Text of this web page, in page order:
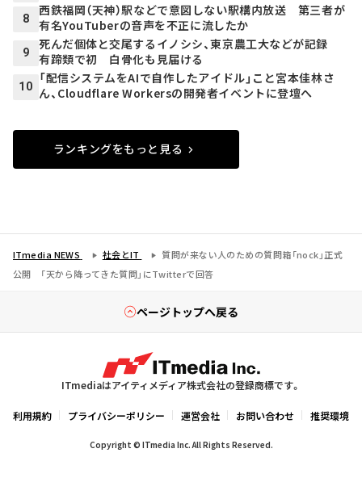
8
西鉄福岡（天神）駅などで意図しない駅構内放送 第三者が
有名YouTuberの音声を不正に流したか
9
死んだ個体と交尾するイノシシ、東京農工大などが記録
有蹄類で初 白骨化も見届ける
10
「配信システムをAIで自作したアイドル」こと宮本佳林さ
ん、Cloudflare Workersの開発者イベントに登壇へ
ランキングをもっと見る
ITmedia NEWS 社会とIT
質問が来ない人のための質問箱「nock」正式
公開 「天から降ってきた質問」にTwitterで回答
ページトップへ戻る
ITmediaはアイティメディア株式会社の登録商標です。
利用規約 プライバシーポリシー 運営会社 お問い合わせ 推奨環境
Copyright © ITmedia Inc. All Rights Reserved.